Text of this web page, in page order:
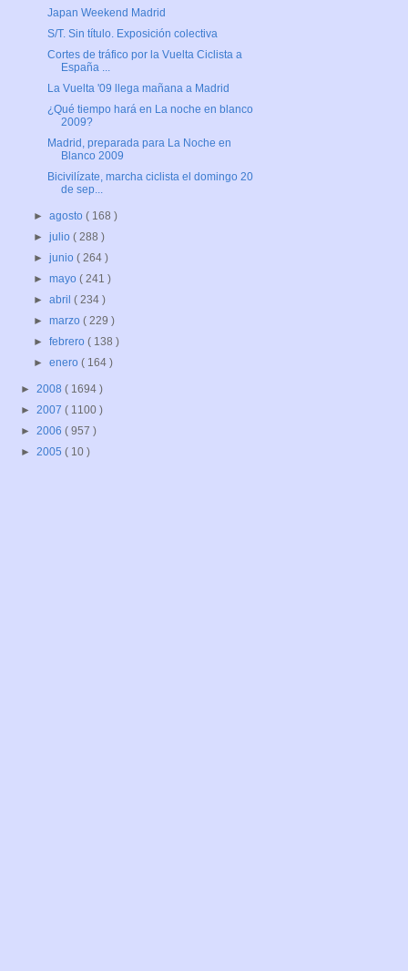
Japan Weekend Madrid
S/T. Sin título. Exposición colectiva
Cortes de tráfico por la Vuelta Ciclista a
España ...
La Vuelta '09 llega mañana a Madrid
¿Qué tiempo hará en La noche en blanco
2009?
Madrid, preparada para La Noche en
Blanco 2009
Bicivilízate, marcha ciclista el domingo 20
de sep...
►agosto( 168 )
►julio( 288 )
►junio( 264 )
►mayo( 241 )
►abril( 234 )
►marzo( 229 )
►febrero( 138 )
►enero( 164 )
► 2008 ( 1694 )
► 2007 ( 1100 )
► 2006 ( 957 )
► 2005 ( 10 )